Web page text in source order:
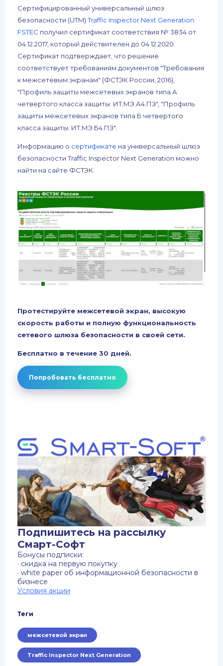
Сертифицированный универсальный шлюз
безопасности (UTM)Traffic Inspector Next Generation
FSTEC получил сертификат соответствия № 3834 от
04.12.2017, который действителен до 04.12.2020.
Сертификат подтверждает, что решение
соответствует требованиям документов "Требования
к межсетевым экранам" (ФСТЭК России, 2016),
"Профиль защиты межсетевых экранов типа А
четвертого класса защиты. ИТ.МЭ.А4.ПЗ", "Профиль
защиты межсетевых экранов типа Б четвертого
класса защиты. ИТ.МЭ.Б4.ПЗ".
Информацию о сертификате на универсальный шлюз
безопасности Traffic Inspector Next Generation можно
найти на сайте ФСТЭК.
Протестируйте межсетевой экран, высокую
скорость работы и полную функциональность
сетевого шлюза безопасности в своей сети.
Бесплатно в течение 30 дней.
Попробовать бесплатно
Подпишитесь на рассылку
Смарт-Софт
Бонусы подписки:
· скидка на первую покупку
· white paper об информационной безопасности в
бизнесе
Условия акции
Теги
межсетевой экран
Traffic Inspector Next Generation